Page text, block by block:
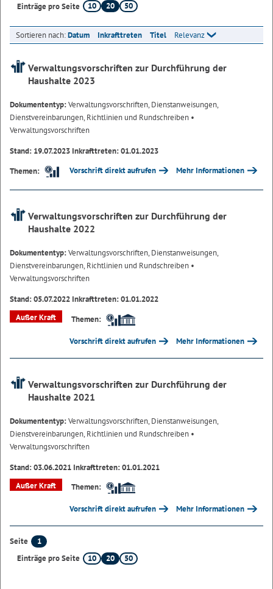
Einträge pro Seite
10 20 50
Sortieren nach:Datum Inkrafttreten Titel Relevanz
Verwaltungsvorschriften zur Durchführung der
Haushalte 2023
Dokumententyp:Verwaltungsvorschriften, Dienstanweisungen,
Dienstvereinbarungen, Richtlinien und Rundschreiben •
Verwaltungsvorschriften
Stand: 19.07.2023 Inkrafttreten: 01.01.2023
Themen:
Vorschrift direkt aufrufen Mehr Informationen
Verwaltungsvorschriften zur Durchführung der
Haushalte 2022
Dokumententyp:Verwaltungsvorschriften, Dienstanweisungen,
Dienstvereinbarungen, Richtlinien und Rundschreiben •
Verwaltungsvorschriften
Stand: 05.07.2022 Inkrafttreten: 01.01.2022
Außer Kraft
Themen:
Vorschrift direkt aufrufen Mehr Informationen
Verwaltungsvorschriften zur Durchführung der
Haushalte 2021
Dokumententyp:Verwaltungsvorschriften, Dienstanweisungen,
Dienstvereinbarungen, Richtlinien und Rundschreiben •
Verwaltungsvorschriften
Stand: 03.06.2021 Inkrafttreten: 01.01.2021
Außer Kraft
Themen:
Vorschrift direkt aufrufen Mehr Informationen
Seite
1
Einträge pro Seite
10 20 50